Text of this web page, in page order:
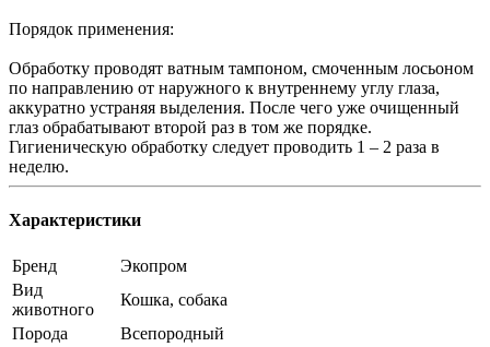
Порядок применения:
Обработку проводят ватным тампоном, смоченным лосьоном
по направлению от наружного к внутреннему углу глаза,
аккуратно устраняя выделения. После чего уже очищенный
глаз обрабатывают второй раз в том же порядке.
Гигиеническую обработку следует проводить 1 – 2 раза в
неделю.
Характеристики
Бренд
Экопром
Вид
животного
Кошка, собака
Порода
Всепородный